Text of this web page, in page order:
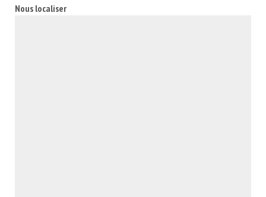
aux normes avec un design exceptionnel ; après l’intervention
Nous localiser